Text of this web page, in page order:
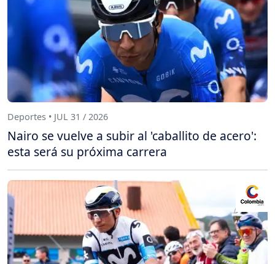
Deportes • JUL 31 / 2026
Nairo se vuelve a subir al 'caballito de acero':
esta será su próxima carrera